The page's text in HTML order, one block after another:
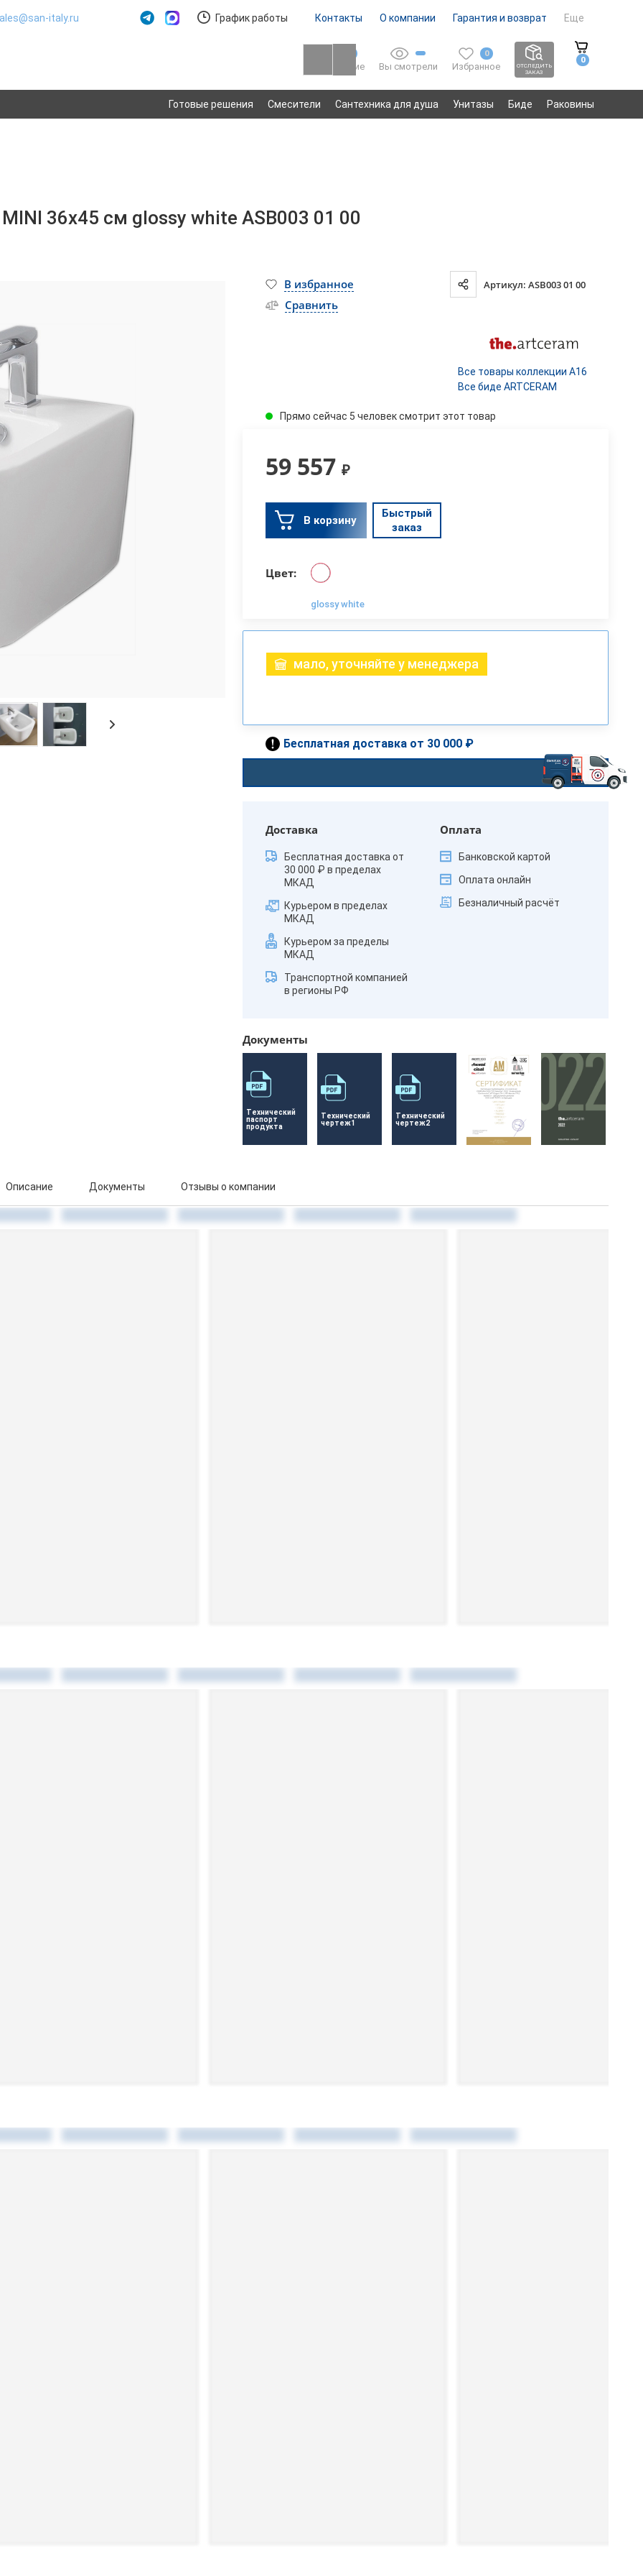
italy.ru График работы Контакты О компании Гарантия и возврат Еще
Сравнение Вы смотрели
0
Избранное
ОТСЛЕДИТЬ
ЗАКАЗ
0
Готовые решения Смесители Сантехника для душа Унитазы Биде Раковины
36х45 см glossy white ASB003 01 00
В избранное Артикул: ASB003 01 00
Сравнить
Все товары коллекции A16
Все биде ARTCERAM
Прямо сейчас 5 человек смотрит этот товар
59 557 ₽
В корзину
Быстрый
заказ
Цвет:
glossy white
мало, уточняйте у менеджера
Бесплатная доставка от 30 000 ₽
Доставка
Бесплатная доставка от
30 000 ₽ в пределах
МКАД
Курьером в пределах
МКАД
Курьером за пределы
МКАД
Транспортной компанией
в регионы РФ
Оплата
Банковской картой
Оплата онлайн
Безналичный расчёт
Документы
Технический
паспорт
продукта
Технический
чертеж1
Технический
чертеж2
Описание Документы Отзывы о компании